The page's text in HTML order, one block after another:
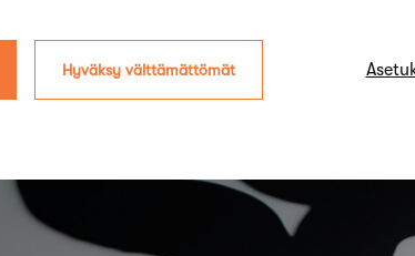
Hyväksy välttämättömät